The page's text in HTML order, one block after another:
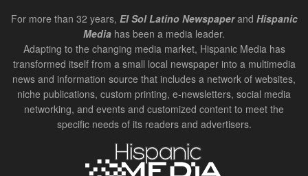
For more than 32 years, El Sol Latino Newspaperand Hispanic
Media has been a media leader.
Adapting to the changing media market, Hispanic Media has
transformed itself from a small local newspaper into a multimedia
news and information source that includes a network of websites,
niche publications, custom printing, e-newsletters, social media
networking, and events and customized content to meet the
specific needs of its readers and advertisers.